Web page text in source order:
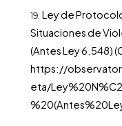
Ley de
Situaciones de
(Antes Ley 6.548)
https://
eta/